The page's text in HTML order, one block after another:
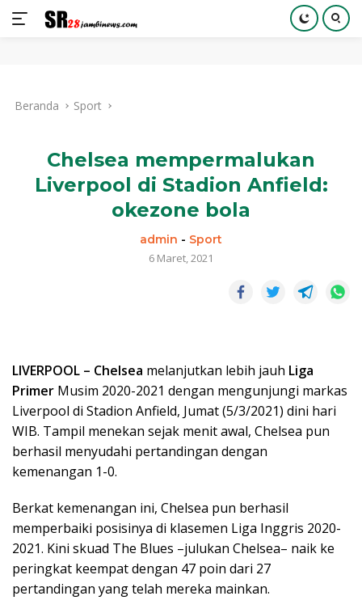
kontenBeranda Sport
Chelsea mempermalukan
Liverpool di Stadion Anfield:
okezone bola
admin - Sport
6 Maret, 2021
LIVERPOOL – Chelsea melanjutkan lebih jauh Liga
Primer Musim 2020-2021 dengan mengunjungi markas
Liverpool di Stadion Anfield, Jumat (5/3/2021) dini hari
WIB. Tampil menekan sejak menit awal, Chelsea pun
berhasil menyudahi pertandingan dengan
kemenangan 1-0.
Berkat kemenangan ini, Chelsea pun berhasil
memperbaiki posisinya di klasemen Liga Inggris 2020-
2021. Kini skuad The Blues –julukan Chelsea– naik ke
peringkat keempat dengan 47 poin dari 27
pertandingan yang telah mereka mainkan.